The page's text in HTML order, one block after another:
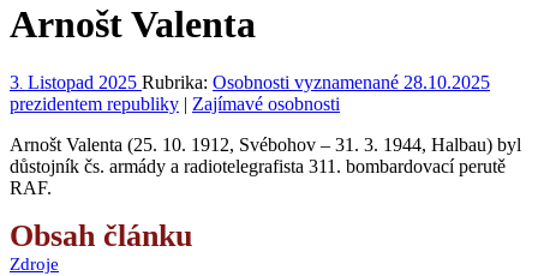
Arnošt Valenta
3. Listopad 2025 Rubrika: Osobnosti vyznamenané 28.10.2025
prezidentem republiky | Zajímavé osobnosti
Arnošt Valenta (25. 10. 1912, Svébohov – 31. 3. 1944, Halbau) byl
důstojník čs. armády a radiotelegrafista 311. bombardovací perutě
RAF.
Obsah článku
Zdroje